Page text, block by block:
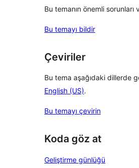
Bu temanın önemli sorunları
Bu temayı bildir
Çeviriler
Bu tema aşağıdaki dillerde
English (US).
Bu temayı çevirin
Koda göz at
Geliştirme günlüğü